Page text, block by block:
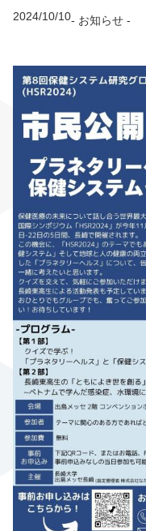
2024/10/10- お知らせ -